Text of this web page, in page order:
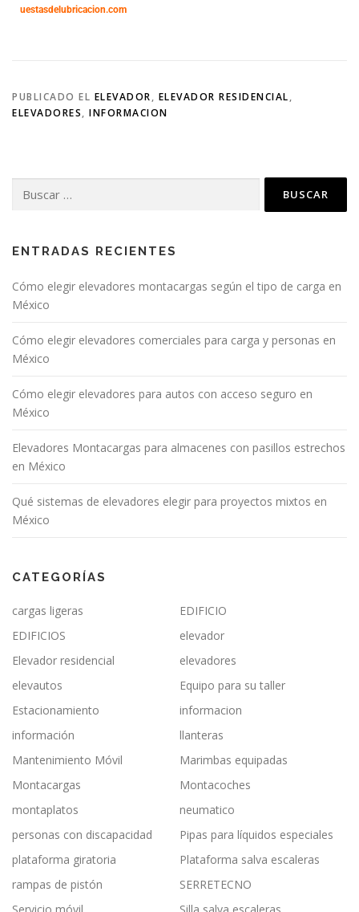
uestasdelubricacion.com
PUBLICADO EL ELEVADOR, ELEVADOR RESIDENCIAL,
ELEVADORES, INFORMACION
ENTRADAS RECIENTES
Cómo elegir elevadores montacargas según el tipo de carga en
México
Cómo elegir elevadores comerciales para carga y personas en
México
Cómo elegir elevadores para autos con acceso seguro en
México
Elevadores Montacargas para almacenes con pasillos estrechos
en México
Qué sistemas de elevadores elegir para proyectos mixtos en
México
CATEGORÍAS
cargas ligeras
EDIFICIO
EDIFICIOS
elevador
Elevador residencial
elevadores
elevautos
Equipo para su taller
Estacionamiento
informacion
información
llanteras
Mantenimiento Móvil
Marimbas equipadas
Montacargas
Montacoches
montaplatos
neumatico
personas con discapacidad
Pipas para líquidos especiales
plataforma giratoria
Plataforma salva escaleras
rampas de pistón
SERRETECNO